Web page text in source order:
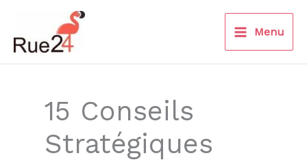
contenu
Menu
15 Conseils
Stratégiques